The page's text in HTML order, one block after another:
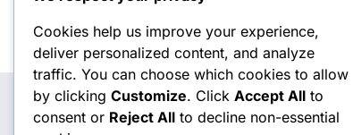
Posts
navigation
Older posts
Cerca
Cookies help us improve your experience,
deliver personalized content, and analyze
traffic. You can choose which cookies to allow
by clicking Customize. Click Accept All to
consent or Reject All to decline non-essential